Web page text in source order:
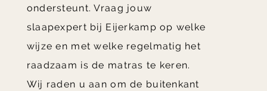
ondersteunt. Vraag jouw
slaapexpert bij Eijerkamp op welke
wijze en met welke regelmatig het
raadzaam is de matras te keren.
Wij raden u aan om de buitenkant